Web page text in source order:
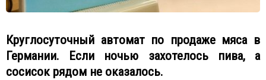
Круглосуточный автомат по продаже мяса в
Германии. Если ночью захотелось пива, а
сосисок рядом не оказалось.